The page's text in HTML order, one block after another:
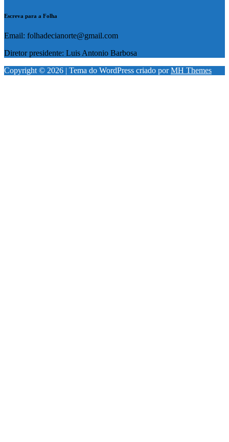
Escreva para a Folha
Email: folhadecianorte@gmail.com
Diretor presidente: Luis Antonio Barbosa
Copyright © 2026 | Tema do WordPress criado porMH Themes